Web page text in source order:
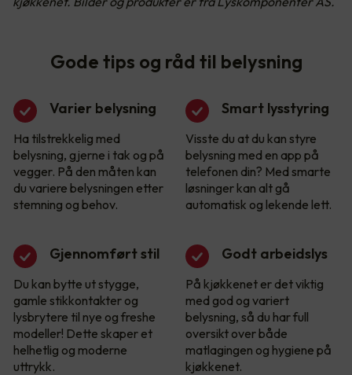
Gode tips og råd til belysning
Varier belysning
Ha tilstrekkelig med
belysning, gjerne i tak og på
vegger. På den måten kan
du variere belysningen etter
stemning og behov.
Smart lysstyring
Visste du at du kan styre
belysning med en app på
telefonen din? Med smarte
løsninger kan alt gå
automatisk og lekende lett.
Gjennomført stil
Du kan bytte ut stygge,
gamle stikkontakter og
lysbrytere til nye og freshe
modeller! Dette skaper et
helhetlig og moderne
uttrykk.
Godt arbeidslys
På kjøkkenet er det viktig
med god og variert
belysning, så du har full
oversikt over både
matlagingen og hygiene på
kjøkkenet.